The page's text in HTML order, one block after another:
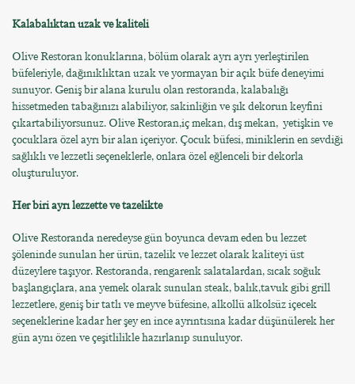
Kalabalıktan uzak ve kaliteli
Olive Restoran konuklarına, bölüm olarak ayrı ayrı yerleştirilen
büfeleriyle, dağınıklıktan uzak ve yormayan bir açık büfe deneyimi
sunuyor. Geniş bir alana kurulu olan restoranda, kalabalığı
hissetmeden tabağınızı alabiliyor, sakinliğin ve şık dekorun keyfini
çıkartabiliyorsunuz. Olive Restoran,iç mekan, dış mekan, yetişkin ve
çocuklara özel ayrı bir alan içeriyor. Çocuk büfesi, miniklerin en sevdiği
sağlıklı ve lezzetli seçeneklerle, onlara özel eğlenceli bir dekorla
oluşturuluyor.
Her biri ayrı lezzette ve tazelikte
Olive Restoranda neredeyse gün boyunca devam eden bu lezzet
şöleninde sunulan her ürün, tazelik ve lezzet olarak kaliteyi üst
düzeylere taşıyor. Restoranda, rengarenk salatalardan, sıcak soğuk
başlangıçlara, ana yemek olarak sunulan steak, balık,tavuk gibi grill
lezzetlere, geniş bir tatlı ve meyve büfesine, alkollü alkolsüz içecek
seçeneklerine kadar her şey en ince ayrıntısına kadar düşünülerek her
gün aynı özen ve çeşitlilikle hazırlanıp sunuluyor.